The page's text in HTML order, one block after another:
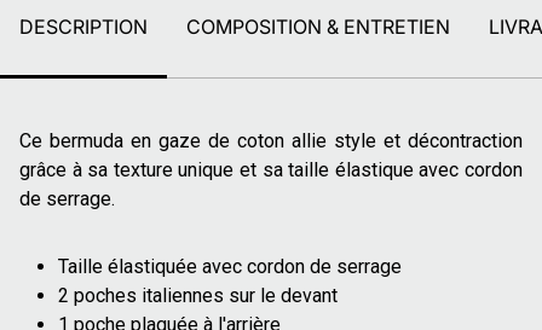
DESCRIPTION COMPOSITION & ENTRETIEN
Ce bermuda en gaze de coton allie style et décontraction
grâce à sa texture unique et sa taille élastique avec cordon
de serrage.
Taille élastiquée avec cordon de serrage
2 poches italiennes sur le devant
1 poche plaquée à l'arrière